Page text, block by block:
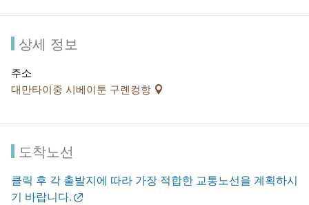
상세 정보
주소
대만타이중 시베이툰 구롄컹항
도착노선
클릭 후 각 출발지에 따라 가장 적합한 교통노선을 계획하시
기 바랍니다.